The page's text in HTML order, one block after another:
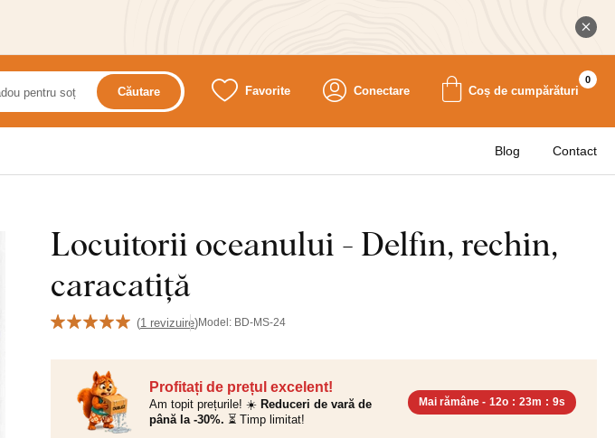
Căutare Favorite Conectare Coș de cumpărături
0
Blog Contact
Locuitorii oceanului - Delfin, rechin,
caracatiță
(1 revizuire)Model: BD-MS-24
Profitați de prețul excelent!
Am topit prețurile! ☀️ Reduceri de vară de
până la -30%. ⏳ Timp limitat!
Mai rămâne - 12o : 23m : 8s